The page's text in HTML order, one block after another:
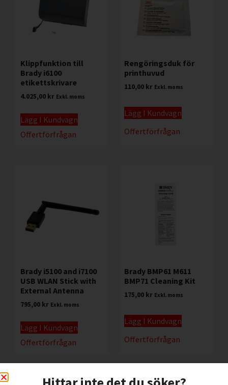
Klippfunktion till
Brady i6100
etikettskrivare
4.025,00 kr Exkl. moms
Lägg I Kundvagn
Offertförfrågan
Rengöringsduk för
printhuvud
110,00 kr Exkl. moms
Lägg I Kundvagn
Offertförfrågan
Brady i5100 and i7100
USB WLAN Stick with
External Antenna
795,00 kr Exkl. moms
Lägg I Kundvagn
Offertförfrågan
Brady BMP61 M611
BMP71 Cleaning Kit
175,00 kr Exkl. moms
Lägg I Kundvagn
Offertförfrågan